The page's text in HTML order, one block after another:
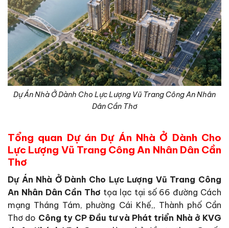
Dự Án Nhà Ở Dành Cho Lực Lượng Vũ Trang Công An Nhân
Dân Cần Thơ
Tổng quan Dự án Dự Án Nhà Ở Dành Cho
Lực Lượng Vũ Trang Công An Nhân Dân Cần
Thơ
Dự Án Nhà Ở Dành Cho Lực Lượng Vũ Trang Công
An Nhân Dân Cần Thơ tọa lạc tại số 66 đường Cách
mạng Tháng Tám, phường Cái Khế,, Thành phố Cần
Thơ do Công ty CP Đầu tư và Phát triển Nhà ở KVG